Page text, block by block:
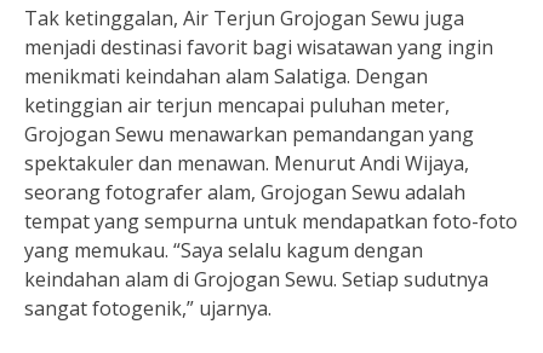
Tak ketinggalan, Air Terjun Grojogan Sewu juga
menjadi destinasi favorit bagi wisatawan yang ingin
menikmati keindahan alam Salatiga. Dengan
ketinggian air terjun mencapai puluhan meter,
Grojogan Sewu menawarkan pemandangan yang
spektakuler dan menawan. Menurut Andi Wijaya,
seorang fotografer alam, Grojogan Sewu adalah
tempat yang sempurna untuk mendapatkan foto-foto
yang memukau. “Saya selalu kagum dengan
keindahan alam di Grojogan Sewu. Setiap sudutnya
sangat fotogenik,” ujarnya.